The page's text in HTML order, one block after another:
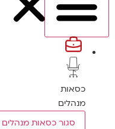
כסאות
מנהלים
סגור כסאות מנהלים